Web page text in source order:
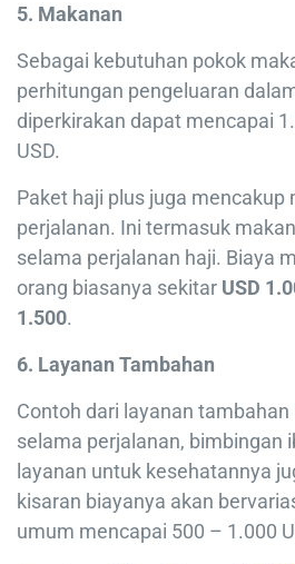
5. Makanan
Sebagai kebutuhan pokok
perhitungan pengeluaran
diperkirakan dapat mencapai
USD.
Paket haji plus juga mencakup
perjalanan. Ini termasuk
selama perjalanan haji. Biaya
orang biasanya sekitar USD
1.500.
6. Layanan Tambahan
Contoh dari layanan
selama perjalanan, bimbingan
layanan untuk kesehatannya
kisaran biayanya akan
umum mencapai 500 – 1.000